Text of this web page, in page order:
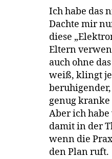
Ich habe das
Dachte mir
diese
Eltern
auch ohne
weiß, klingt
genug
Aber ich
damit in der
wenn die
den Plan ruft.